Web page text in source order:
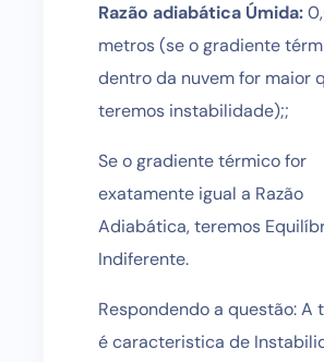
Razão adiabática Úmida:
metros (se o gradiente
dentro da nuvem for maior
teremos instabilidade);;
Se o gradiente térmico for
exatamente igual a Razão
Adiabática, teremos
Indiferente.
Respondendo a questão: A
é caracteristica de